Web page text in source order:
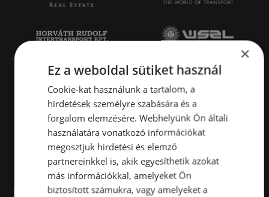
×
Ez a weboldal sütiket használ
Cookie-kat használunk a tartalom, a
hirdetések személyre szabására és a
forgalom elemzésére. Webhelyünk Ön általi
használatára vonatkozó információkat
megosztjuk hirdetési és elemző
partnereinkkel is, akik egyesíthetik azokat
más információkkal, amelyeket Ön
biztosított számukra, vagy amelyeket a